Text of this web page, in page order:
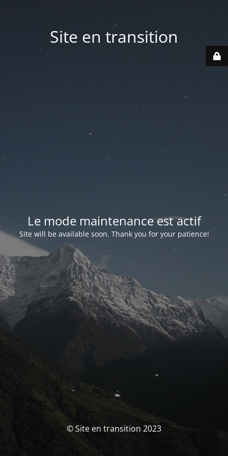
Site en transition
Le mode maintenance est actif
Site will be available soon. Thank you for your patience!
© Site en transition 2023